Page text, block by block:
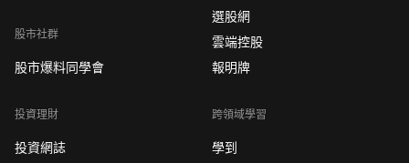
股市社群
股市爆料同學會
投資理財
投資網誌
選股網
雲端控股
報明牌
跨領域學習
學到